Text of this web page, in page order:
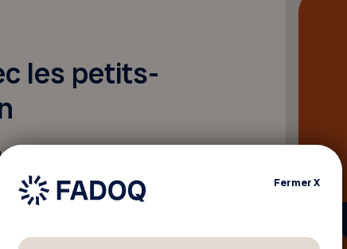
les petits-
à faire avec les petits-
FermerX